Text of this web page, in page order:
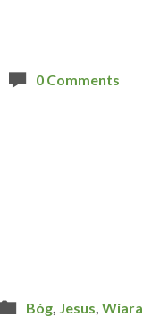
0 Comments
Bóg, Jesus, Wiara